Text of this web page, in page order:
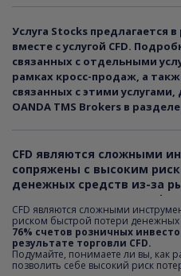
Услуга Stocks предлагается
вместе с услугой CFD.
связанных с отдельными
рамках кросс-продаж, а
связанных с этими услугами,
OANDA TMS Brokers в
CFD являются сложными
сопряжены с высоким
денежных средств из-за
розничных инвесторов
результате торговли CFD.
вы, как работает CFD, и
высокий риск потери денег.
CFD являются сложными
риском быстрой потери денежных
76% счетов розничных
результате торговли CFD.
Подумайте, понимаете ли вы, как
позволить себе высокий риск